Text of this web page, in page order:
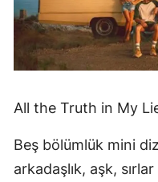
All the Truth in My
Beş bölümlük mini
arkadaşlık, aşk,